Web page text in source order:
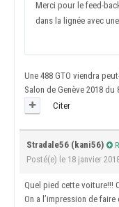
Merci pour le feed-
dans la lignée avec
Une 488 GTO viendra
Salon de Genève 2018 du
Citer
Stradale56 (kani56)
Posté(e) le 18 janvier
Quel pied cette voiture!!!
On a l’impression de